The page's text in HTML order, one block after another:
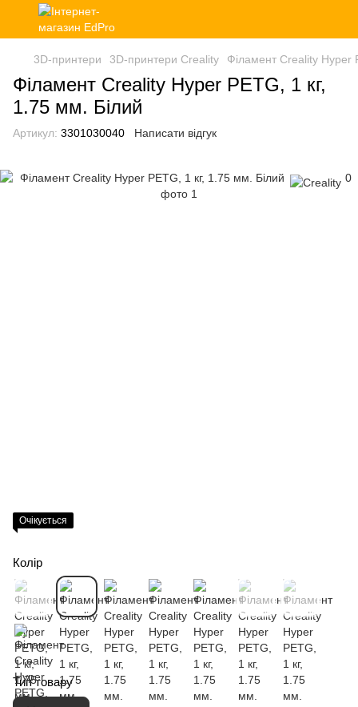
3D-принтери 3D-принтери Creality Філамент Creality Hyper
Філамент Creality Hyper PETG, 1 кг,
1.75 мм. Білий
Артикул: 3301030040 Написати відгук
Очікується
Колір
Тип товару